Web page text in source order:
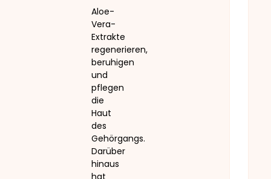
Aloe-
Vera-
Extrakte
regenerieren,
beruhigen
und
pflegen
die
Haut
des
Gehörgangs.
Darüber
hinaus